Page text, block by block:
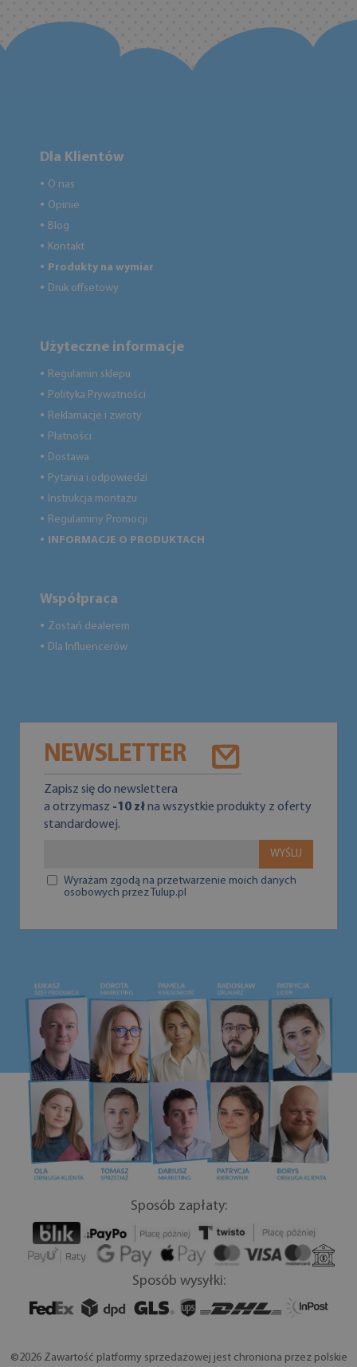
Dla Klientów
● O nas
● Opinie
● Blog
● Kontakt
● Produkty na wymiar
● Druk offsetowy
Użyteczne informacje
● Regulamin sklepu
● Polityka Prywatności
● Reklamacje i zwroty
● Płatności
● Dostawa
● Pytania i odpowiedzi
● Instrukcja montażu
● Regulaminy Promocji
● INFORMACJE O PRODUKTACH
Współpraca
● Zostań dealerem
● Dla Influencerów
NEWSLETTER
Zapisz się do newslettera
a otrzymasz -10 złna wszystkie produkty z oferty
standardowej.
WYŚLIJ
Wyrażam zgodą na przetwarzenie moich danych
osobowych przez Tulup.pl
Sposób zapłaty:
Sposób wysyłki:
©2026 Zawartość platformy sprzedażowej jest chroniona przez polskie